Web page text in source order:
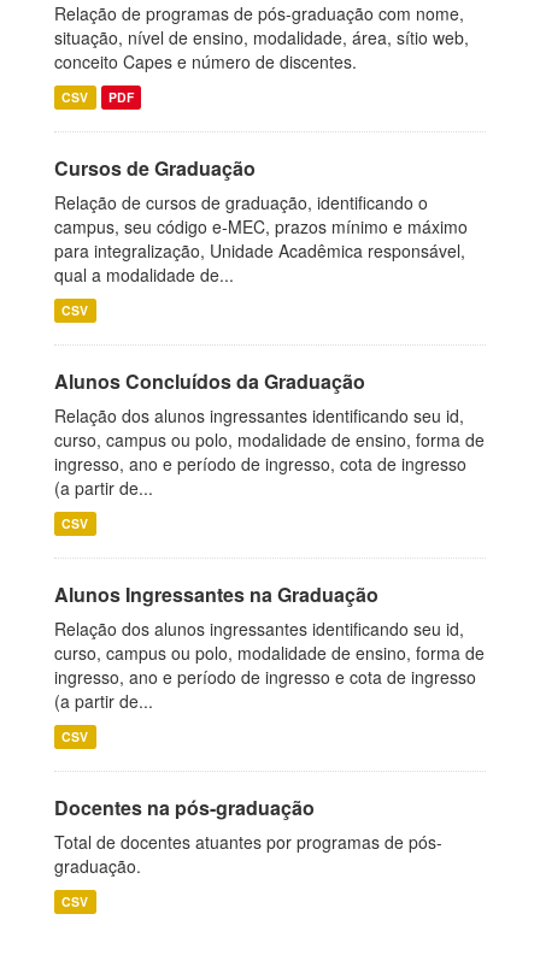
Relação de programas de pós-graduação com nome,
situação, nível de ensino, modalidade, área, sítio web,
conceito Capes e número de discentes.
CSV PDF
Cursos de Graduação
Relação de cursos de graduação, identificando o
campus, seu código e-MEC, prazos mínimo e máximo
para integralização, Unidade Acadêmica responsável,
qual a modalidade de...
CSV
Alunos Concluídos da Graduação
Relação dos alunos ingressantes identificando seu id,
curso, campus ou polo, modalidade de ensino, forma de
ingresso, ano e período de ingresso, cota de ingresso
(a partir de...
CSV
Alunos Ingressantes na Graduação
Relação dos alunos ingressantes identificando seu id,
curso, campus ou polo, modalidade de ensino, forma de
ingresso, ano e período de ingresso e cota de ingresso
(a partir de...
CSV
Docentes na pós-graduação
Total de docentes atuantes por programas de pós-
graduação.
CSV